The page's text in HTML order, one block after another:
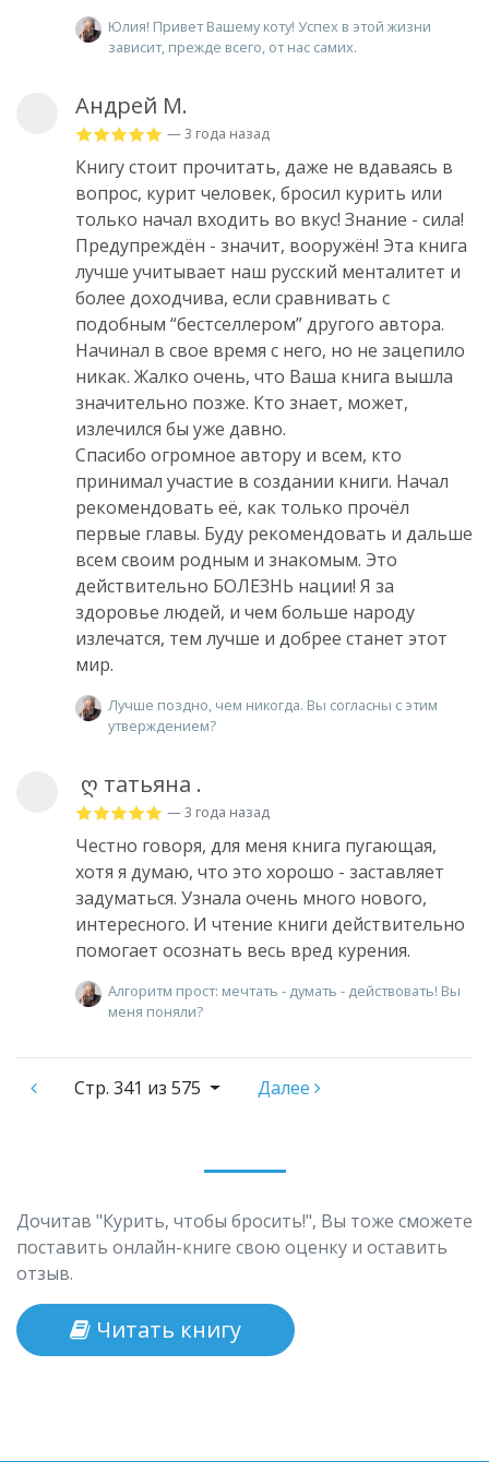
Юлия! Привет Вашему коту! Успех в этой жизни
зависит, прежде всего, от нас самих.
Андрей М.
— 3 года назад
Книгу стоит прочитать, даже не вдаваясь в
вопрос, курит человек, бросил курить или
только начал входить во вкус! Знание - сила!
Предупреждён - значит, вооружён! Эта книга
лучше учитывает наш русский менталитет и
более доходчива, если сравнивать с
подобным “бестселлером” другого автора.
Начинал в свое время с него, но не зацепило
никак. Жалко очень, что Ваша книга вышла
значительно позже. Кто знает, может,
излечился бы уже давно.
Спасибо огромное автору и всем, кто
принимал участие в создании книги. Начал
рекомендовать её, как только прочёл
первые главы. Буду рекомендовать и дальше
всем своим родным и знакомым. Это
действительно БОЛЕЗНЬ нации! Я за
здоровье людей, и чем больше народу
излечатся, тем лучше и добрее станет этот
мир.
Лучше поздно, чем никогда. Вы согласны с этим
утверждением?
​ ღ татьяна ​.
— 3 года назад
Честно говоря, для меня книга пугающая,
хотя я думаю, что это хорошо - заставляет
задуматься. Узнала очень много нового,
интересного. И чтение книги действительно
помогает осознать весь вред курения.
Алгоритм прост: мечтать - думать - действовать! Вы
меня поняли?
Стр. 341 из 575 Далее
Дочитав "Курить, чтобы бросить!", Вы тоже сможете
поставить онлайн-книге свою оценку и оставить
отзыв.
Читать книгу